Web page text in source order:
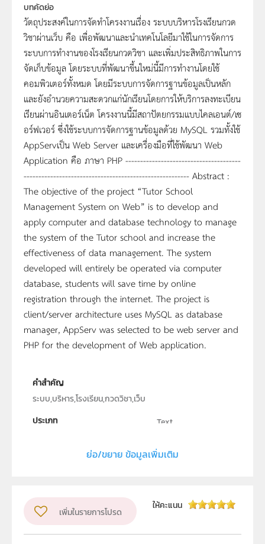
บทคัดย่อ
วัตถุประสงค์ในการจัดทำโครงงานเรื่อง ระบบบริหารโรงเรียนกวด
วิชาผ่านเว็บ คือ เพื่อพัฒนาและนำเทคโนโลยีมาใช้ในการจัดการ
ระบบการทำงานของโรงเรียนกวดวิชา และเพิ่มประสิทธิภาพในการ
จัดเก็บข้อมูล โดยระบบที่พัฒนาขึ้นใหม่นี้มีการทำงานโดยใช้
คอมพิวเตอร์ทั้งหมด โดยมีระบบการจัดการฐานข้อมูลเป็นหลัก
และยังอำนวยความสะดวกแก่นักเรียนโดยการให้บริการลงทะเบียน
เรียนผ่านอินเตอร์เน็ต โครงงานนี้มีสถาปัตยกรรมแบบไคลเอนต์/เซ
อร์ฟเวอร์ ซึ่งใช้ระบบการจัดการฐานข้อมูลด้วย MySQL รวมทั้งใช้
AppServเป็น Web Server และเครื่องมือที่ใช้พัฒนา Web
Application คือ ภาษา PHP ---------------------------------------
-------------------------------------------------------- Abstract :
The objective of the project “Tutor School
Management System on Web” is to develop and
apply computer and database technology to manage
the system of the Tutor school and increase the
effectiveness of data management. The system
developed will entirely be operated via computer
database, students will save time by online
registration through the internet. The project is
client/server architecture uses MySQL as database
manager, AppServ was selected to be web server and
PHP for the development of Web application.
คำสำคัญ
ระบบ,บริหาร,โรงเรียน,กวดวิชา,เว็บ
ประเภท
Text
คณะเทคโนโลยีอุตสาหกรรม มหาวิทยาลัยราชภัฏอุบลราชธานี
ระดับชั้น
ม.4, ม.5, ม.6
ย่อ/ขยาย ข้อมูลเพิ่มเติม
เพิ่มในรายการโปรด
ให้คะแนน